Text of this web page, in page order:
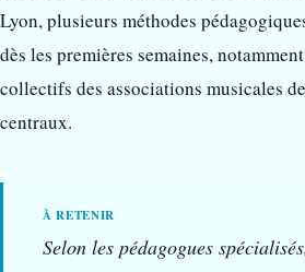
Lyon, plusieurs méthodes
dès les premières semaines,
collectifs des associations musicales
centraux.
Selon les pédagogues